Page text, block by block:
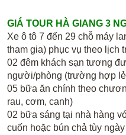
GIÁ TOUR HÀ GIANG 3
Xe ô tô 7 đến 29 chỗ máy
tham gia) phục vụ theo lịch
02 đêm khách sạn tương
người/phòng (trường hợp
05 bữa ăn chính theo
rau, cơm, canh)
02 bữa sáng tại nhà hàng
cuốn hoặc bún chả tùy ngày